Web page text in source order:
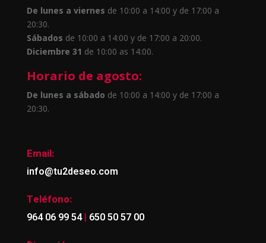
De lunes a viernes de 10:00 a 14:00 y de 17:00 a
20:30.
Sábados de 10:00 a 14:00 y de 17:00 a 20:00.
Diciembre 31 de 10:00 as 14:00.
Horario de agosto:
De lunes a sábado de 10:00 a 14:00 y de 17:00 a
20:30.
Email:
info@tu2deseo.com
Teléfono:
964 06 99 54| 650 50 57 00